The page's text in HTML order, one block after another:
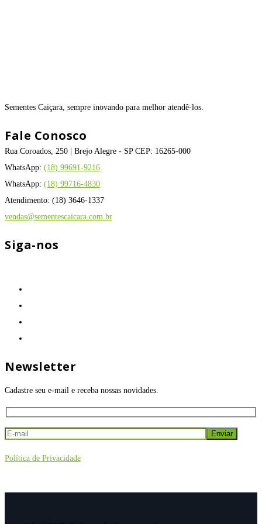
Sementes Caiçara, sempre inovando para melhor atendê-los.
Fale Conosco
Rua Coroados, 250 | Brejo Alegre - SP CEP: 16265-000
WhatsApp: (18) 99691-9216
WhatsApp: (18) 99716-4830
Atendimento: (18) 3646-1337
vendas@sementescaicara.com.br
Siga-nos
Newsletter
Cadastre seu e-mail e receba nossas novidades.
Política de Privacidade